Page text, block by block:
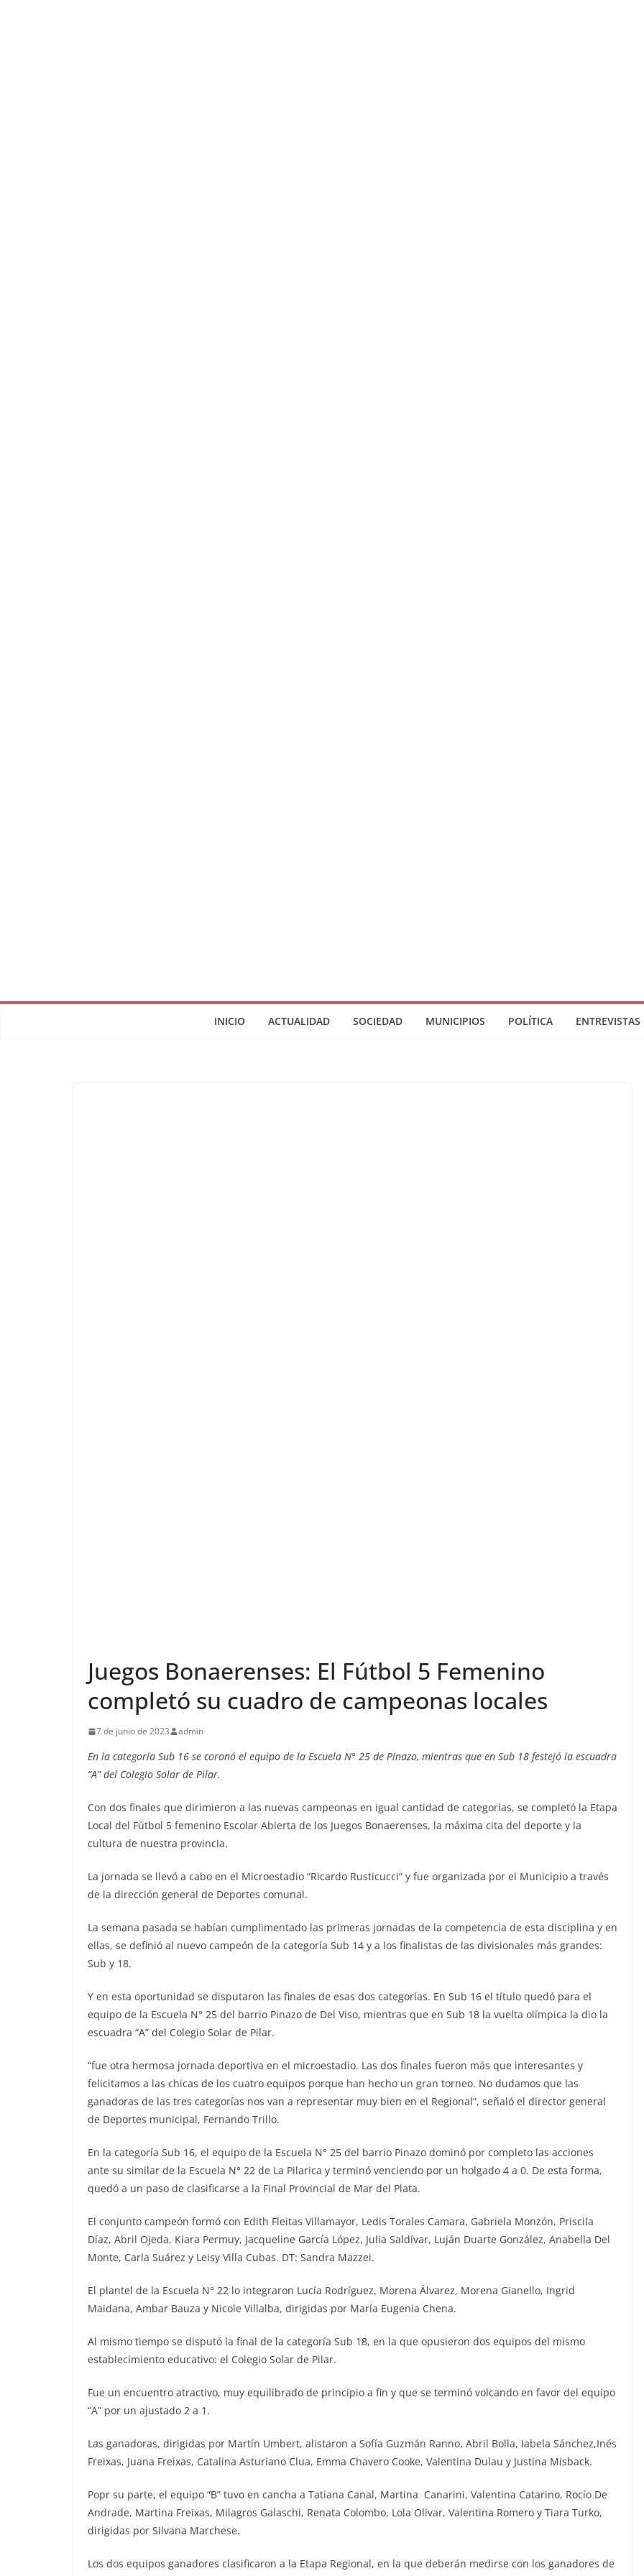
INICIO ACTUALIDAD SOCIEDAD MUNICIPIOS POLÍTICA ENTREVISTAS
Juegos Bonaerenses: El Fútbol 5 Femenino
completó su cuadro de campeonas locales
7 de junio de 2023 admin
En la categoría Sub 16 se coronó el equipo de la Escuela N° 25 de Pinazo, mientras que en Sub 18 festejó la escuadra
“A” del Colegio Solar de Pilar.
Con dos finales que dirimieron a las nuevas campeonas en igual cantidad de categorías, se completó la Etapa
Local del Fútbol 5 femenino Escolar Abierta de los Juegos Bonaerenses, la máxima cita del deporte y la
cultura de nuestra provincia.
La jornada se llevó a cabo en el Microestadio “Ricardo Rusticucci” y fue organizada por el Municipio a través
de la dirección general de Deportes comunal.
La semana pasada se habían cumplimentado las primeras jornadas de la competencia de esta disciplina y en
ellas, se definió al nuevo campeón de la categoría Sub 14 y a los finalistas de las divisionales más grandes:
Sub y 18.
Y en esta oportunidad se disputaron las finales de esas dos categorías. En Sub 16 el título quedó para el
equipo de la Escuela N° 25 del barrio Pinazo de Del Viso, mientras que en Sub 18 la vuelta olímpica la dio la
escuadra “A” del Colegio Solar de Pilar.
“fue otra hermosa jornada deportiva en el microestadio. Las dos finales fueron más que interesantes y
felicitamos a las chicas de los cuatro equipos porque han hecho un gran torneo. No dudamos que las
ganadoras de las tres categorías nos van a representar muy bien en el Regional”, señaló el director general
de Deportes municipal, Fernando Trillo.
En la categoría Sub 16, el equipo de la Escuela N° 25 del barrio Pinazo dominó por completo las acciones
ante su similar de la Escuela N° 22 de La Pilarica y terminó venciendo por un holgado 4 a 0. De esta forma,
quedó a un paso de clasificarse a la Final Provincial de Mar del Plata.
El conjunto campeón formó con Edith Fleitas Villamayor, Ledis Torales Camara, Gabriela Monzón, Priscila
Díaz, Abril Ojeda, Kiara Permuy, Jacqueline García López, Julia Saldívar, Luján Duarte González, Anabella Del
Monte, Carla Suárez y Leisy Villa Cubas. DT: Sandra Mazzei.
El plantel de la Escuela N° 22 lo integraron Lucía Rodríguez, Morena Álvarez, Morena Gianello, Ingrid
Maidana, Ambar Bauza y Nicole Villalba, dirigidas por María Eugenia Chena.
Al mismo tiempo se disputó la final de la categoría Sub 18, en la que opusieron dos equipos del mismo
establecimiento educativo: el Colegio Solar de Pilar.
Fue un encuentro atractivo, muy equilibrado de principio a fin y que se terminó volcando en favor del equipo
“A” por un ajustado 2 a 1.
Las ganadoras, dirigidas por Martín Umbert, alistaron a Sofía Guzmán Ranno, Abril Bolla, Iabela Sánchez,Inés
Freixas, Juana Freixas, Catalina Asturiano Clua, Emma Chavero Cooke, Valentina Dulau y Justina Misback.
Popr su parte, el equipo “B” tuvo en cancha a Tatiana Canal, Martina Canarini, Valentina Catarino, Rocío De
Andrade, Martina Freixas, Milagros Galaschi, Renata Colombo, Lola Olivar, Valentina Romero y Tiara Turko,
dirigidas por Silvana Marchese.
Los dos equipos ganadores clasificaron a la Etapa Regional, en la que deberán medirse con los ganadores de